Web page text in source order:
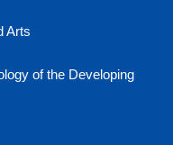
Arts
of the Developing